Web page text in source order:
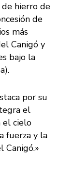
hierro de
de
más
Canigó y
bajo la
por su
el
el cielo
fuerza y la
Canigó.»